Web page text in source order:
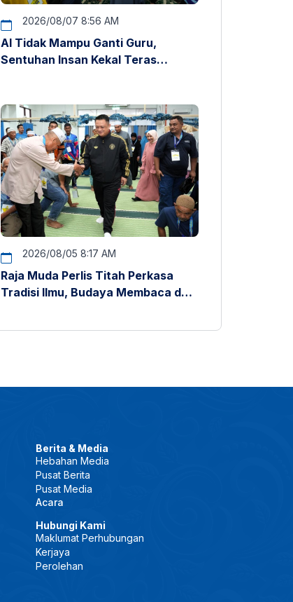
2026/08/07 8:56 AM
AI Tidak Mampu Ganti Guru,
Sentuhan Insan Kekal Teras
2026/08/05 8:17 AM
Raja Muda Perlis Titah Perkasa
Tradisi Ilmu, Budaya Membaca dan
Berita & Media
Hebahan Media
Pusat Berita
Pusat Media
Acara
Hubungi Kami
Maklumat Perhubungan
Kerjaya
Perolehan